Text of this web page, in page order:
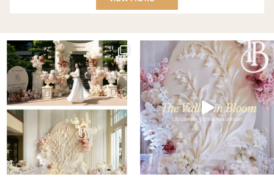
TỪ
BẢNG
MÀU
MỚI
ĐẾN
PHONG
CÁCH
TRANG
TRÍ
ĐỘT
PHÁ